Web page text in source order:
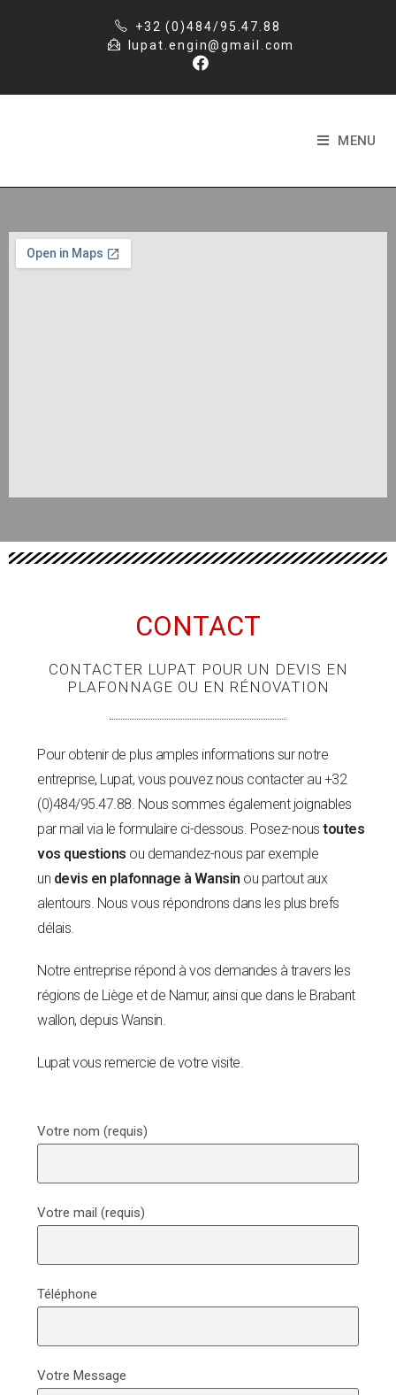
+32 (0)484/95.47.88
lupat.engin@gmail.com
MENU
CONTACT
CONTACTER LUPAT POUR UN DEVIS EN
PLAFONNAGE OU EN RÉNOVATION
Pour obtenir de plus amples informations sur notre
entreprise, Lupat, vous pouvez nous contacter au +32
(0)484/95.47.88. Nous sommes également joignables
par mail via le formulaire ci-dessous. Posez-nous toutes
vos questions ou demandez-nous par exemple
un devis en plafonnage à Wansin ou partout aux
alentours. Nous vous répondrons dans les plus brefs
délais.
Notre entreprise répond à vos demandes à travers les
régions de Liège et de Namur, ainsi que dans le Brabant
wallon, depuis Wansin.
Lupat vous remercie de votre visite.
Votre nom (requis)
Votre mail (requis)
Téléphone
Votre Message